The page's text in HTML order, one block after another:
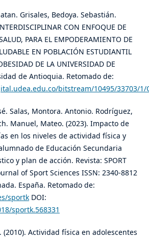
Grisales, Bedoya. Sebastián.
CON ENFOQUE DE
PARA EL EMPODERAMIENTO DE
EN POBLACIÓN ESTUDIANTIL
DE LA UNIVERSIDAD DE
de Antioquia. Retomado de:
bitstream/10495/33703/1/
Salas, Montora. Antonio. Rodríguez,
Manuel, Mateo. (2023). Impacto de
en los niveles de actividad física y
de Educación Secundaria
y plan de acción. Revista: SPORT
of Sport Sciences ISSN: 2340-8812
España. Retomado de:
sportkDOI:
sportk.568331
(2010). Actividad física en adolescentes